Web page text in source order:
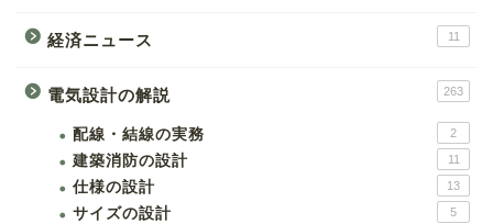
経済ニュース 11
電気設計の解説 263
配線・結線の実務 2
建築消防の設計 11
仕様の設計 13
サイズの設計 5